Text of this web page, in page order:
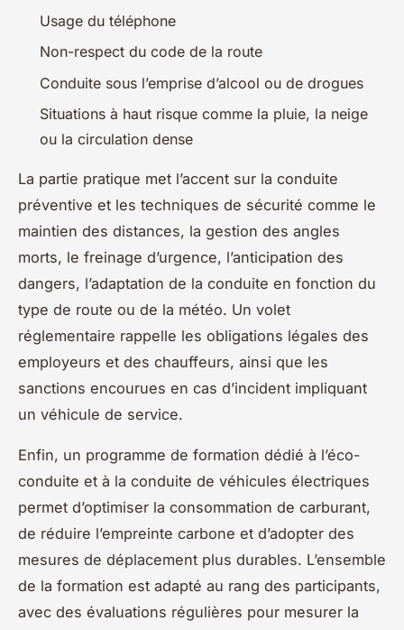
Usage du téléphone
Non-respect du code de la route
Conduite sous l’emprise d’alcool ou de drogues
Situations à haut risque comme la pluie, la neige
ou la circulation dense
La partie pratique met l’accent sur la conduite
préventive et les techniques de sécurité comme le
maintien des distances, la gestion des angles
morts, le freinage d’urgence, l’anticipation des
dangers, l’adaptation de la conduite en fonction du
type de route ou de la météo. Un volet
réglementaire rappelle les obligations légales des
employeurs et des chauffeurs, ainsi que les
sanctions encourues en cas d’incident impliquant
un véhicule de service.
Enfin, un programme de formation dédié à l’éco-
conduite et à la conduite de véhicules électriques
permet d’optimiser la consommation de carburant,
de réduire l’empreinte carbone et d’adopter des
mesures de déplacement plus durables. L’ensemble
de la formation est adapté au rang des participants,
avec des évaluations régulières pour mesurer la